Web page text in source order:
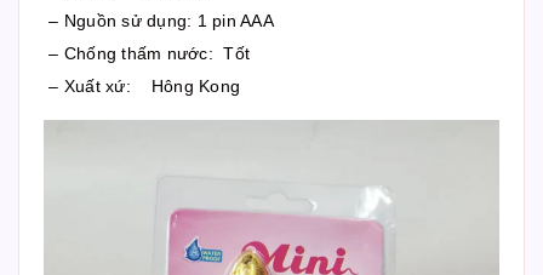
– Nguồn sử dụng: 1 pin AAA
– Chống thấm nước: Tốt
– Xuất xứ: Hông Kong